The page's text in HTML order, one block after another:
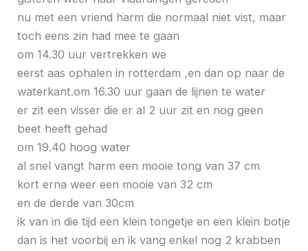
nu met een vriend harm die normaal niet vist, maar
toch eens zin had mee te gaan
om 14.30 uur vertrekken we
eerst aas ophalen in rotterdam ,en dan op naar de
waterkant.om 16.30 uur gaan de lijnen te water
er zit een visser die er al 2 uur zit en nog geen
beet heeft gehad
om 19.40 hoog water
al snel vangt harm een mooie tong van 37 cm
kort erna weer een mooie van 32 cm
en de derde van 30cm
ik van in die tijd een klein tongetje en een klein botje
dan is het voorbij en ik vang enkel nog 2 krabben